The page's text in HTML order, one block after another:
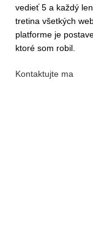
vedieť 5 a každý
tretina všetkých
platforme je
ktoré som robil.
Kontaktujte ma